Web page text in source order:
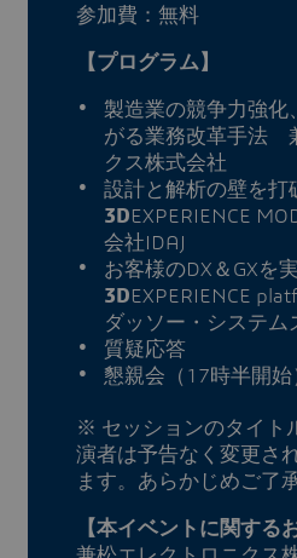
参加費：無料
【プログラム】
製造業の競争力強化
がる業務改革手法
クス株式会社
設計と解析の壁を打
3DEXPERIENCE
会社IDAJ
お客様のDX＆GXを
3DEXPERIENCE
ダッソー・システム
質疑応答
懇親会（17時半開始
※ セッションのタイト
演者は予告なく変更さ
ます。あらかじめご了
【本イベントに関する